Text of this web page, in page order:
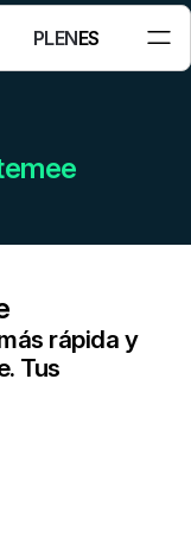
PLENES
rápida y
Tus